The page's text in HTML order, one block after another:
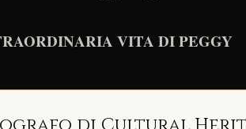
VITA DI PEGGY